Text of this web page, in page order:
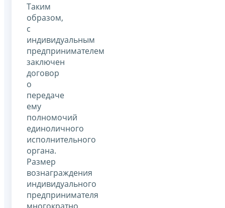
Таким
образом,
с
индивидуальным
предпринимателем
заключен
договор
о
передаче
ему
полномочий
единоличного
исполнительного
органа.
Размер
вознаграждения
индивидуального
предпринимателя
многократно